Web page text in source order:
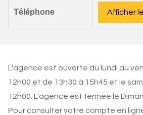
Téléphone Afficher
L'agence est ouverte du lundi au
12h00 et de 13h30 à 15h45 et le
12h00. L'agence est fermée le
Pour consulter votre compte en